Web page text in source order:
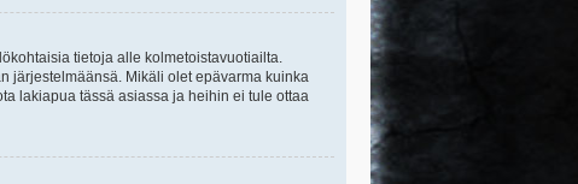
tietoja alle kolmetoistavuotiailta.
järjestelmäänsä. Mikäli olet epävarma kuinka
lakiapua tässä asiassa ja heihin ei tule ottaa